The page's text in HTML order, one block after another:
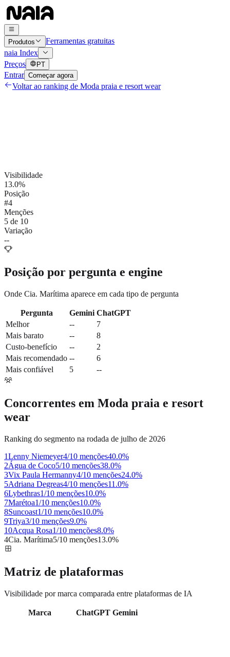
Produtos
Ferramentas gratuitas
naia Index
Preços
PT
Entrar Começar agora
Voltar ao ranking de Moda praia e resort wear
Visibilidade
13.0%
Posição
#4
Menções
5 de 10
Variação
--
Posição por pergunta e engine
Onde Cia. Marítima aparece em cada tipo de pergunta
Pergunta Gemini ChatGPT
Melhor
--
7
Mais barato
--
8
Custo-benefício
--
2
Mais recomendado --
6
Mais confiável
5 --
Concorrentes em Moda praia e resort
wear
Ranking do segmento na rodada de julho de 2026
1Lenny Niemeyer4/10 menções40.0%
2Água de Coco5/10 menções38.0%
3Vix Paula Hermanny4/10 menções24.0%
5Adriana Degreas4/10 menções11.0%
6Lybethras1/10 menções10.0%
7Marétoa1/10 menções10.0%
8Suncoast1/10 menções10.0%
9Triya3/10 menções9.0%
10Acqua Rosa1/10 menções8.0%
4Cia. Marítima5/10 menções13.0%
Matriz de plataformas
Visibilidade por marca comparada entre plataformas de IA
Marca ChatGPT Gemini